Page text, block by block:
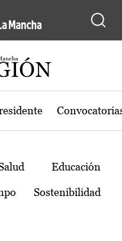
de Castilla-La
Educación
Sostenibilidad